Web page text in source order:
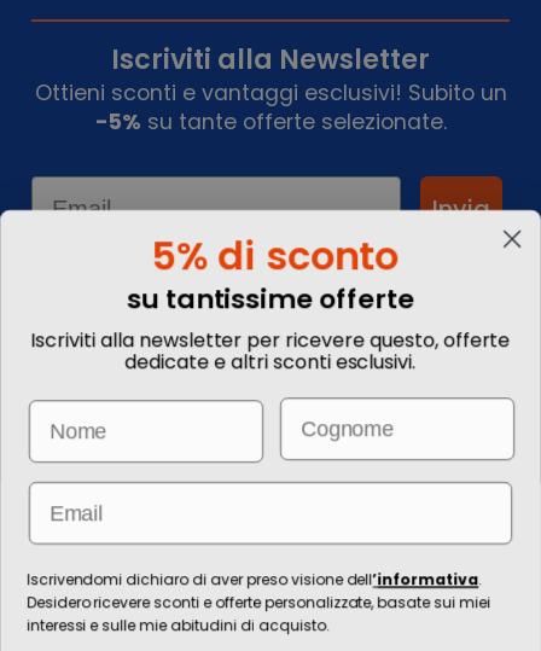
Informazioni
Come prenotare
Informazioni Legali
Iscriviti alla Newsletter
Ottieni sconti e vantaggi esclusivi! Subito un
-5% su tante offerte selezionate.
Email
Invia
Le immagini hanno valore puramente illustrativo. I prezzi e le
Per l’erogazione dei servizi di viaggio è responsabile/direzione tecnica
Ignas Tour S.p.A., Largo Cesare Battisti, 28 - 39044 Egna (BZ) - Italia,
P.IVA: 01652670215. È venditore Ignas Tour S.p.A., Largo Cesare Battisti, 28 -
39044 Egna (BZ) - Italia, P.IVA: 01652670215. Capitale sociale
5% di sconto
su tantissime offerte
Iscriviti alla newsletter per ricevere questo, offerte
dedicate e altri sconti esclusivi.
Name Email
Email
Iscrivendomi dichiaro di aver preso visione dell’informativa.
Desidero ricevere sconti e offerte personalizzate, basate sui miei
interessi e sulle mie abitudini di acquisto.